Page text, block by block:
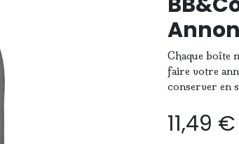
Chaque boîte
faire votre
conserver en
11,49 €